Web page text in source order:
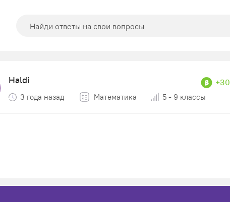
Haldi +30
3 года назад Математика 5 - 9 классы